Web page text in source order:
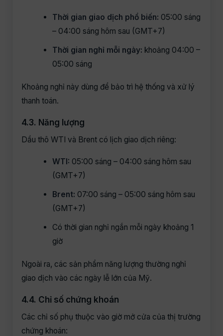
Thời gian giao dịch phổ biến: 05:00 sáng
– 04:00 sáng hôm sau (GMT+7)
Thời gian nghỉ mỗi ngày: khoảng 04:00 –
05:00 sáng
Khoảng nghỉ này dùng để bảo trì hệ thống và xử lý
thanh toán.
4.3. Năng lượng
Dầu thô WTI và Brent có lịch giao dịch riêng:
WTI: 05:00 sáng – 04:00 sáng hôm sau
(GMT+7)
Brent: 07:00 sáng – 05:00 sáng hôm sau
(GMT+7)
Có thời gian nghỉ ngắn mỗi ngày khoảng 1
giờ
Ngoài ra, các sản phẩm năng lượng thường nghỉ
giao dịch vào các ngày lễ lớn của Mỹ.
4.4. Chỉ số chứng khoán
Các chỉ số phụ thuộc vào giờ mở cửa của thị trường
chứng khoán: